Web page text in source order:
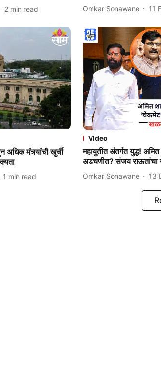
2 min read Omkar Sonawane 11
मंत्र्यांची खुर्ची
1 min read
Video
महायुतीत अंतर्गत युद्ध!
अडचणीत? संजय
Omkar Sonawane 13